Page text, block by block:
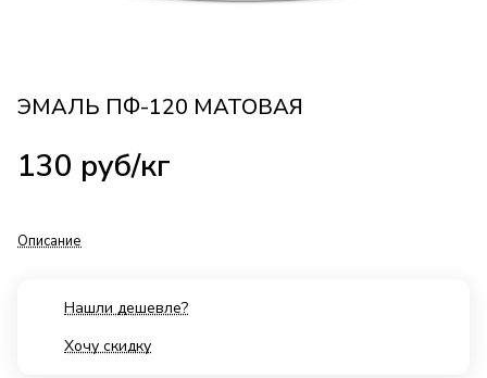
ЭМАЛЬ ПФ-120 МАТОВАЯ
130 руб/кг
Описание
Нашли дешевле?
Хочу скидку